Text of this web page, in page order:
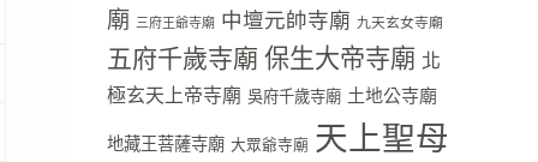
廟 三府王爺寺廟 中壇元帥寺廟 九天玄女寺廟
五府千歲寺廟 保生大帝寺廟 北
極玄天上帝寺廟 吳府千歲寺廟 土地公寺廟
地藏王菩薩寺廟 大眾爺寺廟 天上聖母